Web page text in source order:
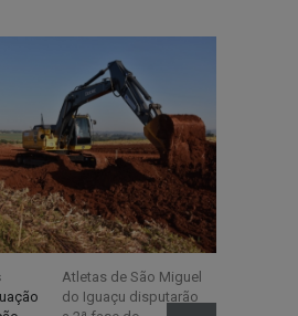
Atletas de São Miguel
do Iguaçu disputarão